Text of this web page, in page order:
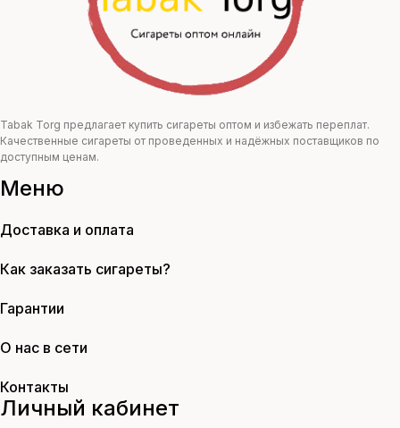
Tabak Torg предлагает купить сигареты оптом и избежать переплат.
Качественные сигареты от проведенных и надёжных поставщиков по
доступным ценам.
Меню
Доставка и оплата
Как заказать сигареты?
Гарантии
О нас в сети
Контакты
Личный кабинет